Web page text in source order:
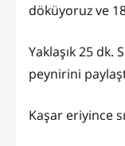
döküyoruz ve
Yaklaşık 25 dk.
peynirini
Kaşar eriyince